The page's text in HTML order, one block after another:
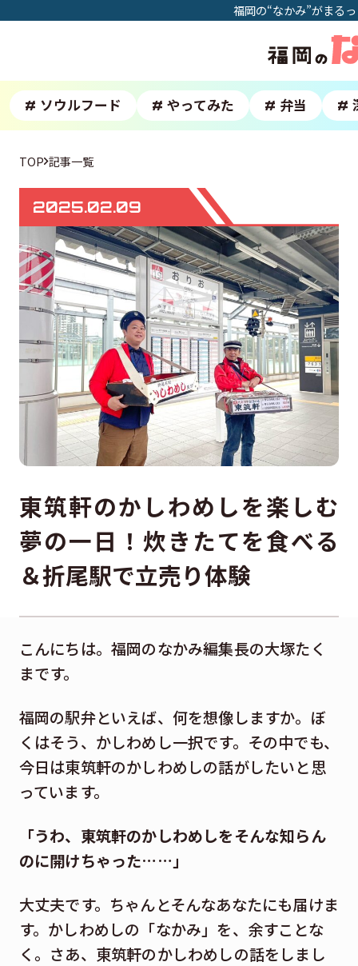
福岡の“なかみ”がまる
# ソウルフード # やってみた # 弁当 #
2025.02.09
TOP 記事一覧
東筑軒のかしわめしを楽しむ
夢の一日！炊きたてを食べる
＆折尾駅で立売り体験
こんにちは。福岡のなかみ編集長の大塚たく
まです。
福岡の駅弁といえば、何を想像しますか。ぼ
くはそう、かしわめし一択です。その中でも、
今日は東筑軒のかしわめしの話がしたいと思
っています。
「うわ、東筑軒のかしわめしをそんな知らん
のに開けちゃった……」
大丈夫です。ちゃんとそんなあなたにも届けま
す。かしわめしの「なかみ」を、余すことな
く。さあ、東筑軒のかしわめしの話をしまし